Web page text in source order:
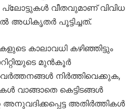
പ്ലോട്ടുകൾ വീതവുമാണ് വിവിധ
അധികൃതർ പൂട്ടിച്ചത്.
കാലാവധി കഴിഞ്ഞിട്ടും
മുൻകൂർ
നിർത്തിവെക്കുക,
കെട്ടിടങ്ങൾ
അനുവദിക്കപ്പെട്ട അതിർത്തികൾ